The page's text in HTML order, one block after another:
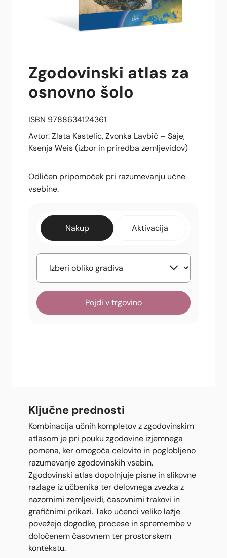
Zgodovinski atlas za
osnovno šolo
ISBN 9788634124361
Avtor: Zlata Kastelic, Zvonka Lavbič – Saje,
Ksenja Weis (izbor in priredba zemljevidov)
Odličen pripomoček pri razumevanju učne
vsebine.
Nakup Aktivacija
Pojdi v trgovino
Ključne prednosti
Kombinacija učnih kompletov z zgodovinskim
atlasom je pri pouku zgodovine izjemnega
pomena, ker omogoča celovito in poglobljeno
razumevanje zgodovinskih vsebin.
Zgodovinski atlas dopolnjuje pisne in slikovne
razlage iz učbenika ter delovnega zvezka z
nazornimi zemljevidi, časovnimi trakovi in
grafičnimi prikazi. Tako učenci veliko lažje
povežejo dogodke, procese in spremembe v
določenem časovnem ter prostorskem
kontekstu.